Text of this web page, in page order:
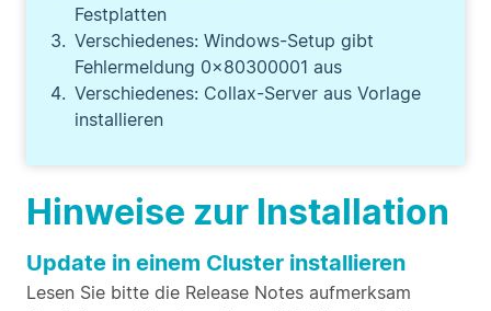
Hinweise zur Installation
Update in einem Cluster installieren
Lesen Sie bitte die Release Notes aufmerksam
Festplatten
Verschiedenes: Windows-Setup gibt
Fehlermeldung 0x80300001 aus
Verschiedenes: Collax-Server aus Vorlage
installieren